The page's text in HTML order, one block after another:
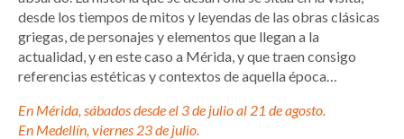
desde los tiempos de mitos y leyendas de las obras clásicas
griegas, de personajes y elementos que llegan a la
actualidad, y en este caso a Mérida, y que traen consigo
referencias estéticas y contextos de aquella época…
En Mérida, sábados desde el 3 de julio al 21 de agosto.
En Medellín, viernes 23 de julio.